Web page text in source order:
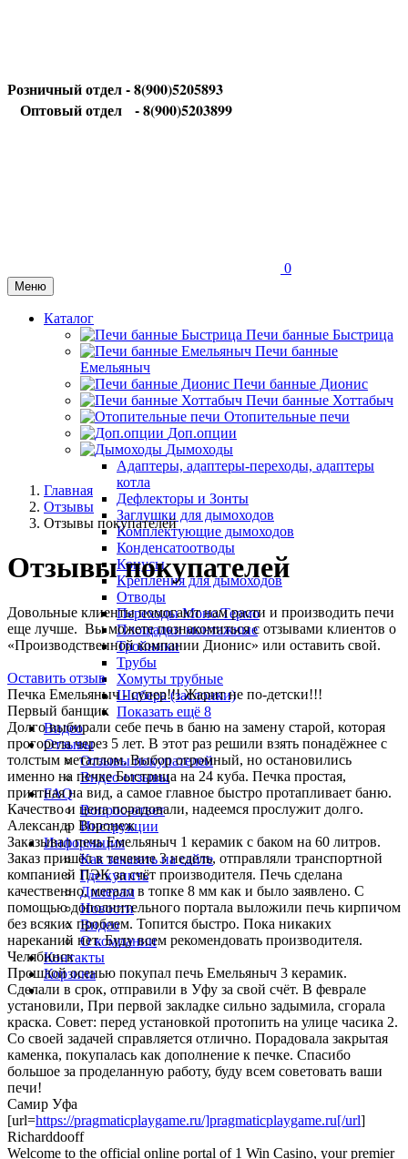
Розничный отдел - 8(900)5205893
Оптовый отдел - 8(900)5203899
0
Меню
Каталог
Печи банные Быстрица
Печи банные
Емельяныч
Печи банные Дионис
Печи банные Хоттабыч
Отопительные печи
Доп.опции
Дымоходы
Адаптеры, адаптеры-переходы, адаптеры
котла
Дефлекторы и Зонты
Заглушки для дымоходов
Комплектующие дымоходов
Конденсатоотводы
Конусы
Крепления для дымоходов
Отводы
Переходы Моно/Термо
Площадки монтажные
Тройники
Трубы
Хомуты трубные
Шибера (заслонки)
Показать ещё 8
Видео
Отзывы
Отзывы покупателей
Видео отзывы
FAQ
Вопрос-ответ
Инструкции
Информация
Как заказать на сайте
Где купить
Дилерам
Новости
Видео
О компании
Контакты
Корзина
Главная
Отзывы
Отзывы покупателей
Отзывы покупателей
Довольные клиенты помогают нам расти и производить печи
еще лучше. Вы можете познакомиться с отзывами клиентов о
«Производственной компании Дионис» или оставить свой.
Оставить отзыв
Печка Емельяныч - супер!!! Жарит не по-детски!!!
Первый банщик
Долго выбирали себе печь в баню на замену старой, которая
прогорела через 5 лет. В этот раз решили взять понадёжнее с
толстым металлом. Выбор огромный, но остановились
именно на печке Быстрица на 24 куба. Печка простая,
приятная на вид, а самое главное быстро протапливает баню.
Качество и цена порадовали, надеемся прослужит долго.
Александр Воронеж
Заказывал печь Емельяныч 1 керамик с баком на 60 литров.
Заказ пришёл в течение 3 недель, отправляли транспортной
компанией ПЭК за счёт производителя. Печь сделана
качественно, металл в топке 8 мм как и было заявлено. С
помощью дополнительного портала выложили печь кирпичом
без всяких проблем. Топится быстро. Пока никаких
нареканий нет. Буду всем рекомендовать производителя.
Челябинск
Прошлой осенью покупал печь Емельяныч 3 керамик.
Сделали в срок, отправили в Уфу за свой счёт. В феврале
установили, При первой закладке сильно задымила, сгорала
краска. Совет: перед установкой протопить на улице часика 2.
Со своей задачей справляется отлично. Порадовала закрытая
каменка, покупалась как дополнение к печке. Спасибо
большое за проделанную работу, буду всем советовать ваши
печи!
Самир Уфа
[url=https://pragmaticplaygame.ru/]pragmaticplaygame.ru[/url]
Richarddooff
Welcome to the official online portal of 1 Win Casino, your premier